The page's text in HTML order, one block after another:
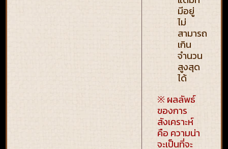
มีอยู่
ไม่
สามารถ
เกิน
จำนวน
สูงสุด
ได้
※ ผลลัพธ์
ของการ
สังเคราะห์
คือ ความน่า
จะเป็นที่จะ